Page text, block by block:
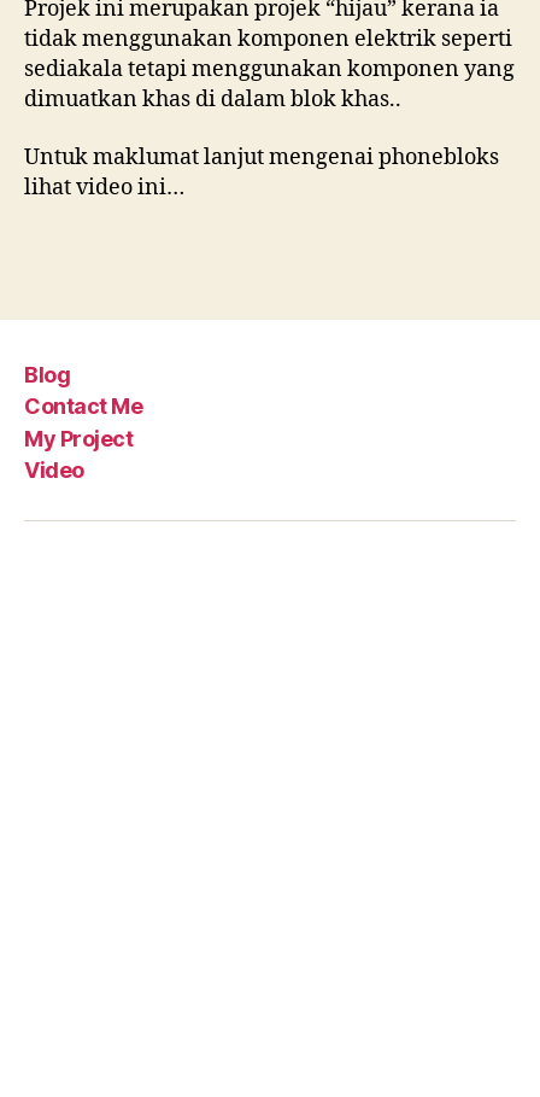
Projek ini merupakan projek “hijau” kerana ia
tidak menggunakan komponen elektrik seperti
sediakala tetapi menggunakan komponen yang
dimuatkan khas di dalam blok khas..
Untuk maklumat lanjut mengenai phonebloks
lihat video ini…
Blog
Contact Me
My Project
Video